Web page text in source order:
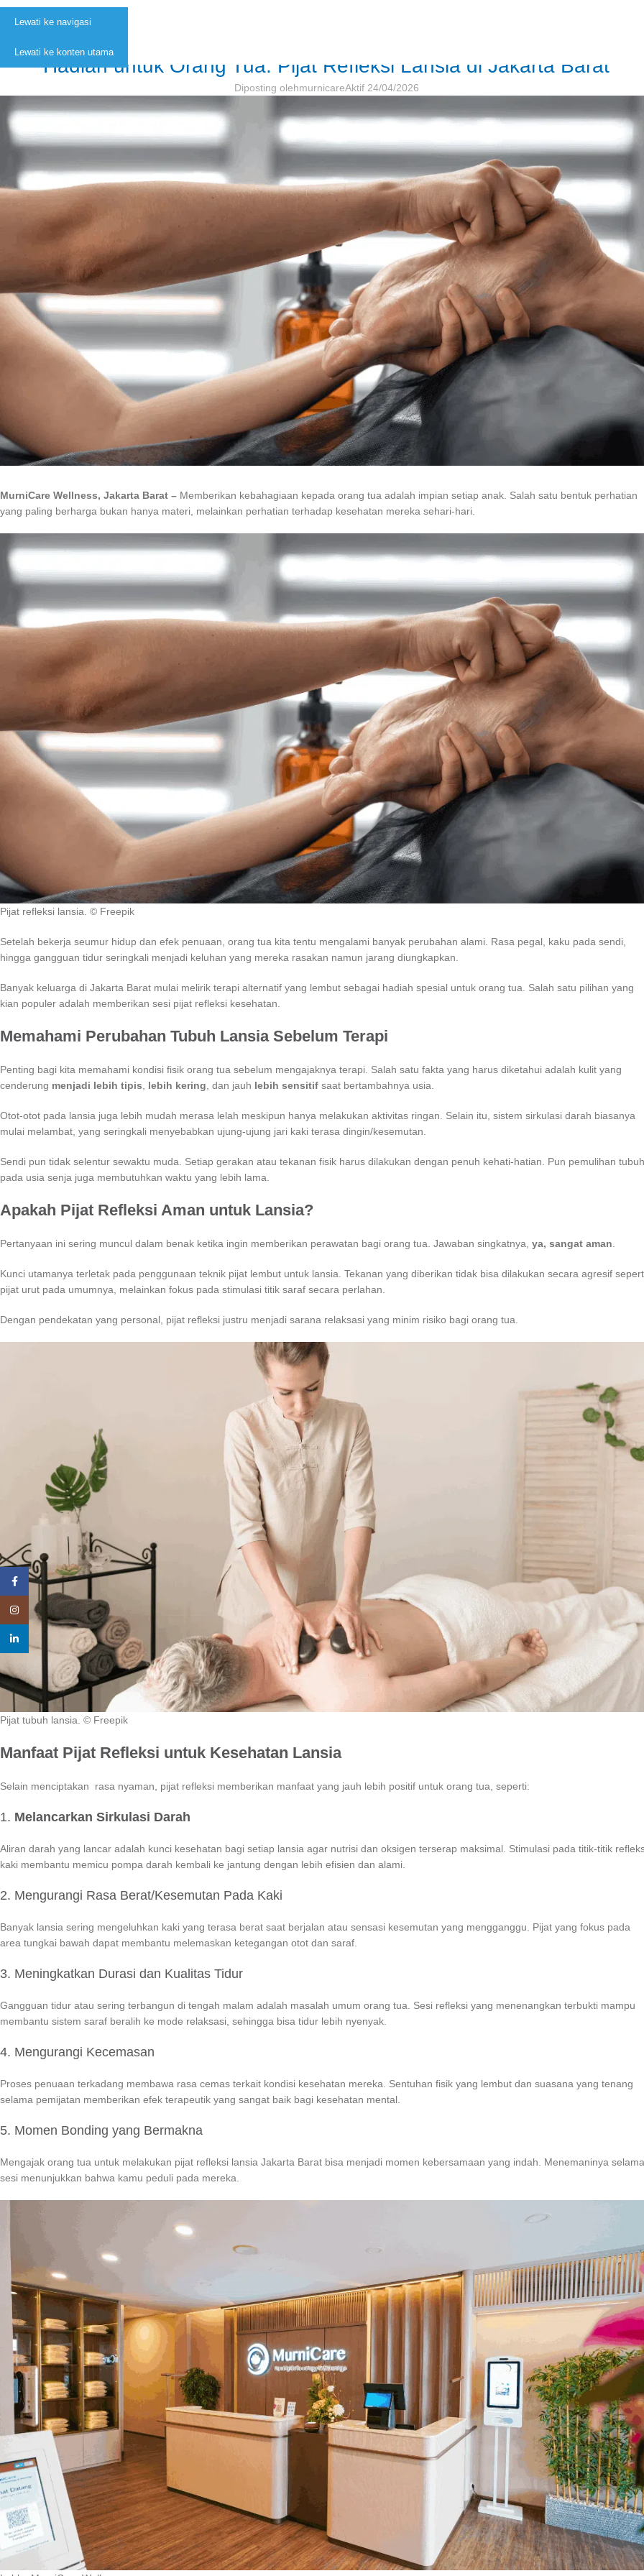
Lewati ke navigasi
Lewati ke konten utama
Hadiah untuk Orang Tua: Pijat Refleksi Lansia di Jakarta Barat
Diposting olehmurnicareAktif 24/04/2026
MurniCare Wellness, Jakarta Barat – Memberikan kebahagiaan kepada orang tua adalah impian setiap anak. Salah satu bentuk perhatian
yang paling berharga bukan hanya materi, melainkan perhatian terhadap kesehatan mereka sehari-hari.
Pijat refleksi lansia. © Freepik
Setelah bekerja seumur hidup dan efek penuaan, orang tua kita tentu mengalami banyak perubahan alami. Rasa pegal, kaku pada sendi,
hingga gangguan tidur seringkali menjadi keluhan yang mereka rasakan namun jarang diungkapkan.
Banyak keluarga di Jakarta Barat mulai melirik terapi alternatif yang lembut sebagai hadiah spesial untuk orang tua. Salah satu pilihan yang
kian populer adalah memberikan sesi pijat refleksi kesehatan.
Memahami Perubahan Tubuh Lansia Sebelum Terapi
Penting bagi kita memahami kondisi fisik orang tua sebelum mengajaknya terapi. Salah satu fakta yang harus diketahui adalah kulit yang
cenderung menjadi lebih tipis lebih kering , dan jauh lebih sensitif saat bertambahnya usia.
Otot-otot pada lansia juga lebih mudah merasa lelah meskipun hanya melakukan aktivitas ringan. Selain itu, sistem sirkulasi darah biasanya
mulai melambat, yang seringkali menyebabkan ujung-ujung jari kaki terasa dingin/kesemutan.
Sendi pun tidak selentur sewaktu muda. Setiap gerakan atau tekanan fisik harus dilakukan dengan penuh kehati-hatian. Pun pemulihan tubuh
pada usia senja juga membutuhkan waktu yang lebih lama.
Apakah Pijat Refleksi Aman untuk Lansia?
Pertanyaan ini sering muncul dalam benak ketika ingin memberikan perawatan bagi orang tua. Jawaban singkatnya, ya, sangat aman
Kunci utamanya terletak pada penggunaan teknik pijat lembut untuk lansia. Tekanan yang diberikan tidak bisa dilakukan secara agresif
pijat urut pada umumnya, melainkan fokus pada stimulasi titik saraf secara perlahan.
Dengan pendekatan yang personal, pijat refleksi justru menjadi sarana relaksasi yang minim risiko bagi orang tua.
Pijat tubuh lansia. © Freepik
Manfaat Pijat Refleksi untuk Kesehatan Lansia
Selain menciptakan rasa nyaman, pijat refleksi memberikan manfaat yang jauh lebih positif untuk orang tua, seperti:
1. Melancarkan Sirkulasi Darah
Aliran darah yang lancar adalah kunci kesehatan bagi setiap lansia agar nutrisi dan oksigen terserap maksimal. Stimulasi pada titik-titik
kaki membantu memicu pompa darah kembali ke jantung dengan lebih efisien dan alami.
2. Mengurangi Rasa Berat/Kesemutan Pada Kaki
Banyak lansia sering mengeluhkan kaki yang terasa berat saat berjalan atau sensasi kesemutan yang mengganggu. Pijat yang fokus pada
area tungkai bawah dapat membantu melemaskan ketegangan otot dan saraf.
3. Meningkatkan Durasi dan Kualitas Tidur
Gangguan tidur atau sering terbangun di tengah malam adalah masalah umum orang tua. Sesi refleksi yang menenangkan terbukti mampu
membantu sistem saraf beralih ke mode relaksasi, sehingga bisa tidur lebih nyenyak.
4. Mengurangi Kecemasan
Proses penuaan terkadang membawa rasa cemas terkait kondisi kesehatan mereka. Sentuhan fisik yang lembut dan suasana yang tenang
selama pemijatan memberikan efek terapeutik yang sangat baik bagi kesehatan mental.
5. Momen Bonding yang Bermakna
Mengajak orang tua untuk melakukan pijat refleksi lansia Jakarta Barat bisa menjadi momen kebersamaan yang indah. Menemaninya selama
sesi menunjukkan bahwa kamu peduli pada mereka.
Facebook
Instagram